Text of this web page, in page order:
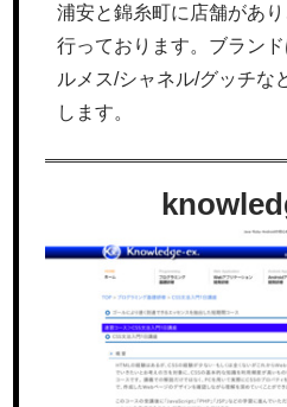
浦安と錦糸町に店舗があ
行っております。ブラン
ルメス/シャネル/グッチな
します。